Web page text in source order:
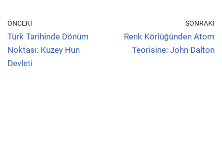
ÖNCEKI
Türk Tarihinde Dönüm
Noktası: Kuzey Hun
Devleti
SONRAKI
Renk Körlüğünden Atom
Teorisine: John Dalton